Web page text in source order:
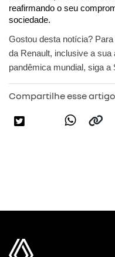
reafirmando o seu
sociedade.
Gostou desta notícia?
da Renault, inclusive a
pandêmica mundial, siga a
Compartilhe esse